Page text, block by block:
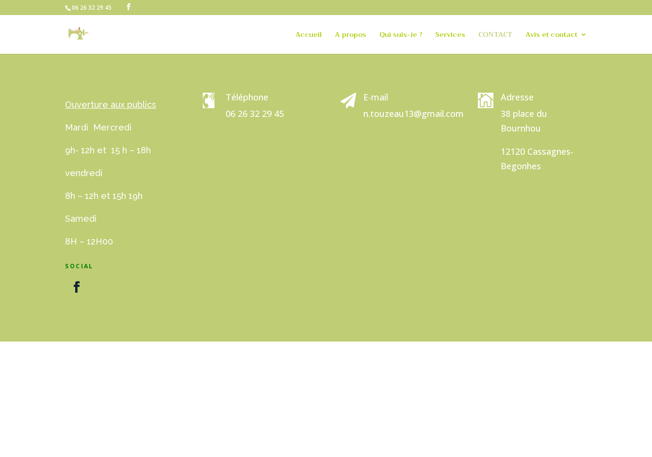
06 26 32 29 45
Accueil A propos Qui suis-je ? Services CONTACT Avis et contact
Ouverture aux publics
Mardi Mercredi
9h- 12h et 15 h – 18h
vendredi
8h – 12h et 15h 19h
Samedi
8H – 12H00
SOCIAL

Téléphone
06 26 32 29 45

E-mail
n.touzeau13@gmail.com

Adresse
38 place du
Bournhou
12120 Cassagnes-
Begonhes